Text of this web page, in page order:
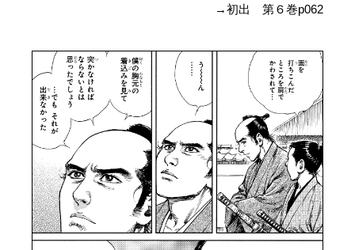
→初出 第６巻p062